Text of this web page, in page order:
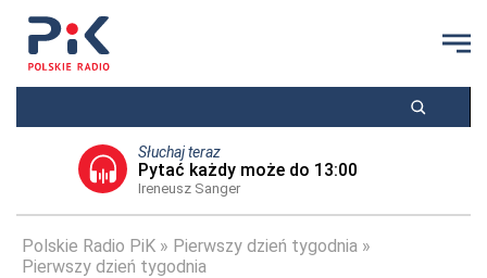
Słuchaj teraz
Pytać każdy może do 13:00
Ireneusz Sanger
Polskie Radio PiK
Pierwszy dzień tygodnia
Pierwszy dzień tygodnia